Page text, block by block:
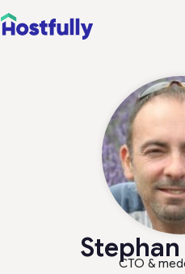
CTO &